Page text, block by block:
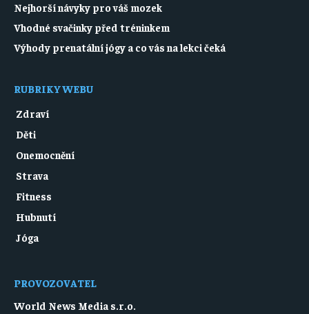
Nejhorší návyky pro váš mozek
Vhodné svačinky před tréninkem
Výhody prenatální jógy a co vás na lekci čeká
RUBRIKY WEBU
Zdraví
Děti
Onemocnění
Strava
Fitness
Hubnutí
Jóga
PROVOZOVATEL
World News Media s.r.o.